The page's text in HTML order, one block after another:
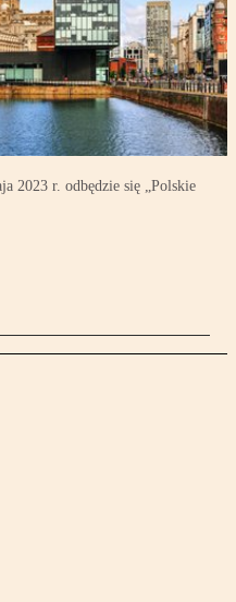
2023 r. odbędzie się „Polskie